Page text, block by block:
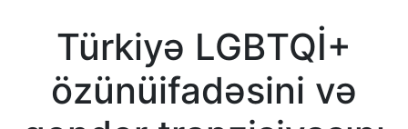
Türkiyə LGBTQİ+
özünüifadəsini və